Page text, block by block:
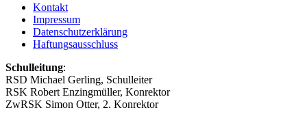
Kontakt
Impressum
Datenschutzerklärung
Haftungsausschluss
Schulleitung:
RSD Michael Gerling, Schulleiter
RSK Robert Enzingmüller, Konrektor
ZwRSK Simon Otter, 2. Konrektor